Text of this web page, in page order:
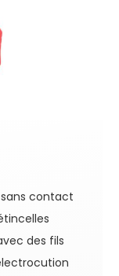
sans contact
des fils